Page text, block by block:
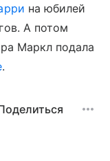
на юбилей
А потом
Маркл подала
.